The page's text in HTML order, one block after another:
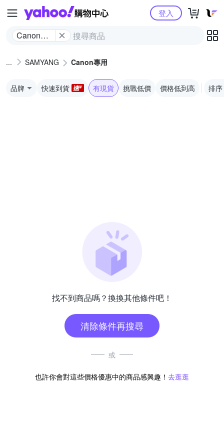
Yahoo購物中心
Canon專
登入
SAMYANG Canon專用
品牌 快速到貨 有現貨 挑戰低價 價格低到高 排序
找不到商品嗎？換換其他條件吧！
清除條件再搜尋
或
也許你會對這些價格優惠中的商品感興趣！ 去逛逛